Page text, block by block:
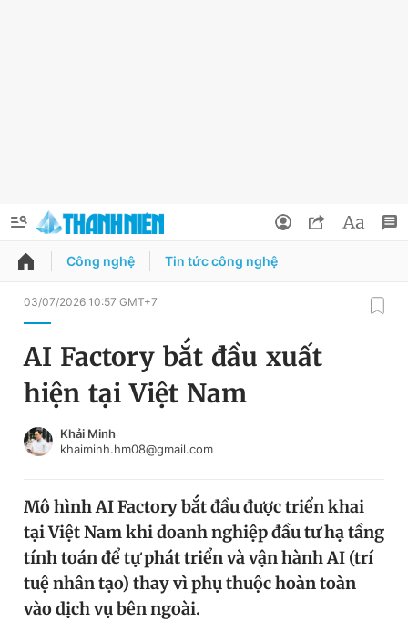
QUẢNG CÁO ĐẶT BÁO
Chuyên mục
Chuyên mục khác
Tin thị trường Tin 360
Video Magazine
Đổi mật khẩu
Tin đã lưu
Tin đã xem
Đăng xuất
Công nghệ Tin tức công nghệ
03/07/2026 10:57 GMT+7
AI Factory bắt đầu xuất
hiện tại Việt Nam
Khải Minh
khaiminh.hm08@gmail.com
Mô hình AI Factory bắt đầu được triển khai
tại Việt Nam khi doanh nghiệp đầu tư hạ tầng
tính toán để tự phát triển và vận hành AI (trí
tuệ nhân tạo) thay vì phụ thuộc hoàn toàn
vào dịch vụ bên ngoài.